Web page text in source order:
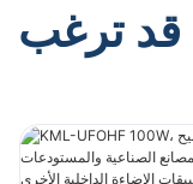
قد ترغب